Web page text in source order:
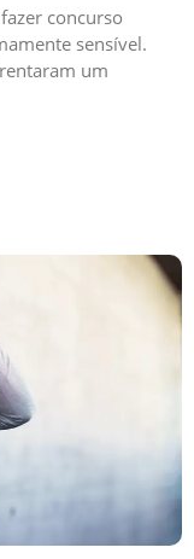
concurso
sensível.
um